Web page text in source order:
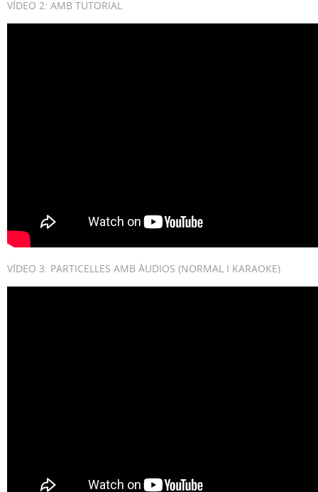
VÍDEO 2: AMB TUTORIAL
VÍDEO 3: PARTICELLES AMB ÀUDIOS (NORMAL I KARAOKE)